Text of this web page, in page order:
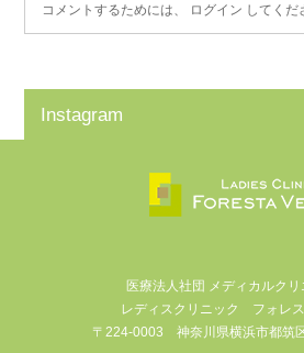
コメントするためには、
ログイン してくだ
Instagram
医療法人社団 メディカルク
レディスクリニック フォレ
〒224-0003 神奈川県横浜市都筑